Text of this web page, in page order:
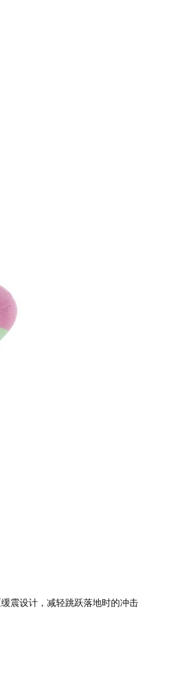
震设计，减轻跳跃落地时的冲击